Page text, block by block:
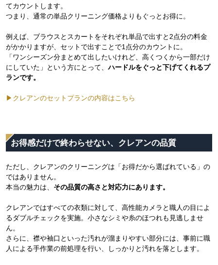
てカウントします。
つまり、通常の単品クリーニング価格よりもぐっとお得に。
例えば、ブラウスとスカートをそれぞれ単品で出すと2点分の料金
がかかりますが、セットで出すことで1点分のカウントに。
「ワンシーズン分まとめて出したいけれど、高くつくから一部だけ
にしていた」という方にとって、ハードルをぐっと下げてくれるプ
ランです。
▶クレアンのセットプランの内容はこちら
お得感だけで終わらせない、クレアンの品質
ただし、クレアンのクリーニングは「お得だから選ばれている」の
ではありません。
本当の魅力は、 その品質の高さと対応力にあります。
クレアンではすべての衣類に対して、高性能カメラと職人の目によ
るダブルチェックを実施。小さなシミや糸のほつれも見逃しませ
ん。
さらに、襟や袖口といった汚れが溜まりやすい部分には、事前に職
人による手作業の前処理を行い、しっかりと汚れを落とします。